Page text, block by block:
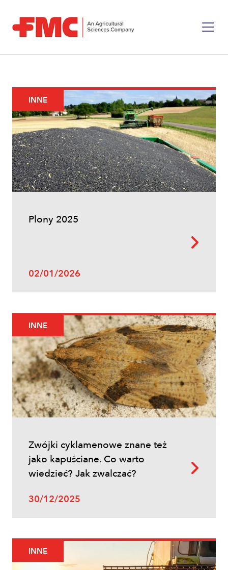
INNE
Plony 2025
02/01/2026
INNE
Zwójki cyklamenowe znane też
jako kapuściane. Co warto
wiedzieć? Jak zwalczać?
30/12/2025
INNE